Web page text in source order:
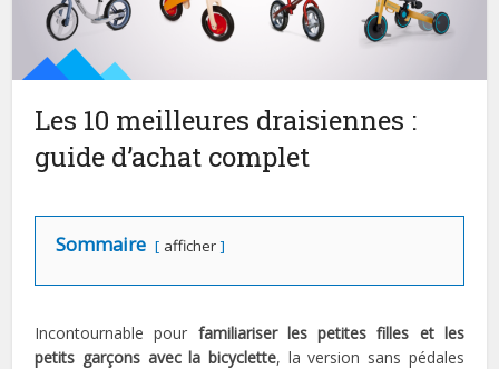
Les 10 meilleures draisiennes :
guide d’achat complet
Sommaire afficher
Incontournable pour familiariser les petites filles et les
petits garçons avec la bicyclette, la version sans pédales